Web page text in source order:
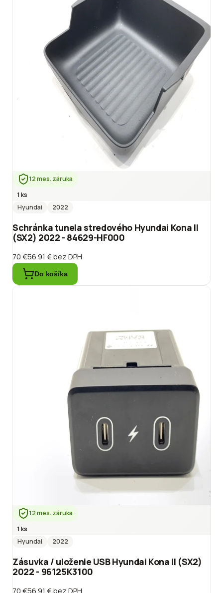
12 mes. záruka
1 ks
Hyundai
2022
Schránka tunela stredového Hyundai Kona II
(SX2) 2022 - 84629-HF000
70 €56.91 €bez DPH
Do košíka
12 mes. záruka
1 ks
Hyundai
2022
Zásuvka / uloženie USB Hyundai Kona II (SX2)
2022 - 96125K3100